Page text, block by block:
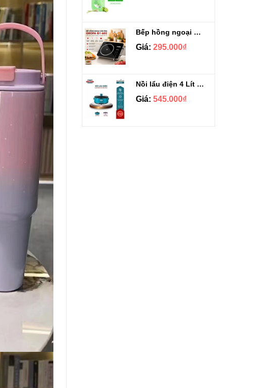
Bếp hồng ngoại cảm ứng Gropa G1-602
Giá: 295.000₫
Nồi lẩu điện 4 Lít Ladomax HA-238
Giá: 545.000₫